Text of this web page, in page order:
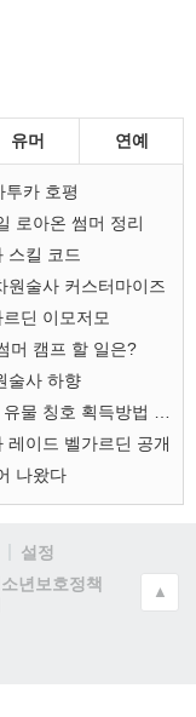
유머 연예
카 호평
로아온 썸머 정리
스킬 코드
원술사 커스터마이즈
딘 이모저모
머 캠프 할 일은?
술사 하향
레이드 벨가르딘 공개
나왔다
설정
년보호정책
▲